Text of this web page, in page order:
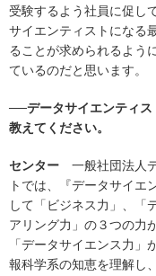
受験するよう社員に促し
サイエンティストになる
ることが求められるよう
ているのだと思います。
──データサイエンティス
教えてください。
センター 一般社団法人
トでは、『データサイエ
して「ビジネス力」、「
アリング力」の３つの力
「データサイエンス力
報科学系の知恵を理解し